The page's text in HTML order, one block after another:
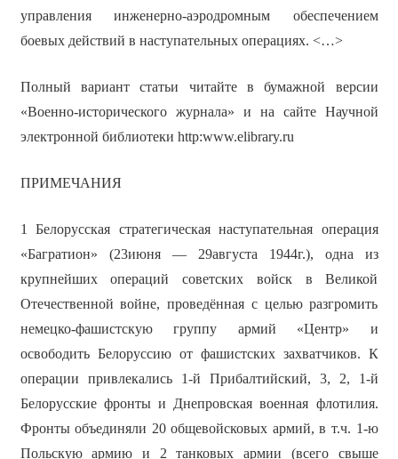
управления инженерно-аэродромным обеспечением
боевых действий в наступательных операциях. <…>
Полный вариант статьи читайте в бумажной версии
«Военно-исторического журнала» и на сайте Научной
электронной библиотеки http:www.elibrary.ru
ПРИМЕЧАНИЯ
1 Белорусская стратегическая наступательная операция
«Багратион» (23июня — 29августа 1944г.), одна из
крупнейших операций советских войск в Великой
Отечественной войне, проведённая с целью разгромить
немецко-фашистскую группу армий «Центр» и
освободить Белоруссию от фашистских захватчиков. К
операции привлекались 1-й Прибалтийский, 3, 2, 1-й
Белорусские фронты и Днепровская военная флотилия.
Фронты объединяли 20 общевойсковых армий, в т.ч. 1-ю
Польскую армию и 2 танковых армии (всего свыше